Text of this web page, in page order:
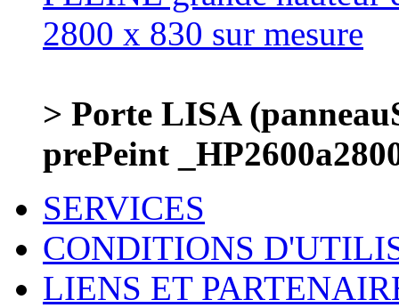
> Porte LISA
prePeint
SERVICES
CONDITIONS
LIENS ET